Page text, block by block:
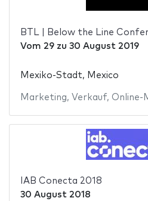
BTL | Below the Line
Vom 29zu 30 August 2019
Mexiko-Stadt, Mexico
Marketing, Verkauf, Online-
IAB Conecta 2018
30 August 2018